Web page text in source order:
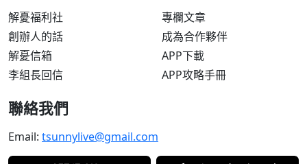
解憂福利社
創辦人的話
解憂信箱
李組長回信
專欄文章
成為合作夥伴
APP下載
APP攻略手冊
聯絡我們
Email: tsunnylive@gmail.com